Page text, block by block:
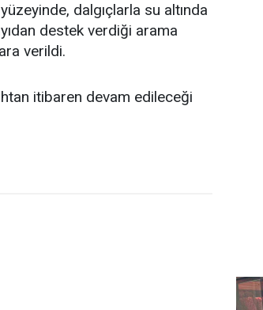
dalgıçlarla su altında
destek verdiği arama
verildi.
itibaren devam edileceği